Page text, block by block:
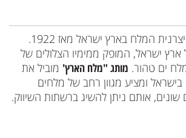
, הינה יצרנית המלח בארץ ישראל מאז 1922.
ישראל, המופק ממימיו הצלולים של
ים טהור. מותג "מלח הארץ' מוביל את
ומציע מגוון רחב של מלחים
שונים, אותם ניתן להשיג ברשתות השיווק.